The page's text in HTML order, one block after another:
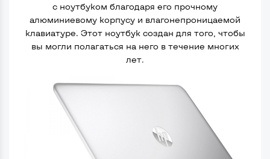
с ноутбуком благодаря его прочному
алюминиевому корпусу и влагонепроницаемой
клавиатуре. Этот ноутбук создан для того, чтобы
вы могли полагаться на него в течение многих
лет.